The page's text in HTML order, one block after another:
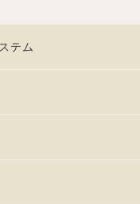
テム